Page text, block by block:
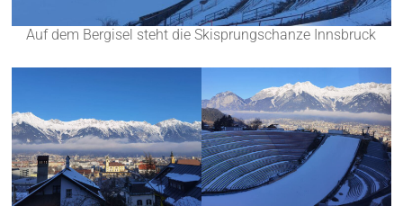
Auf dem Bergisel steht die Skisprungschanze Innsbruck